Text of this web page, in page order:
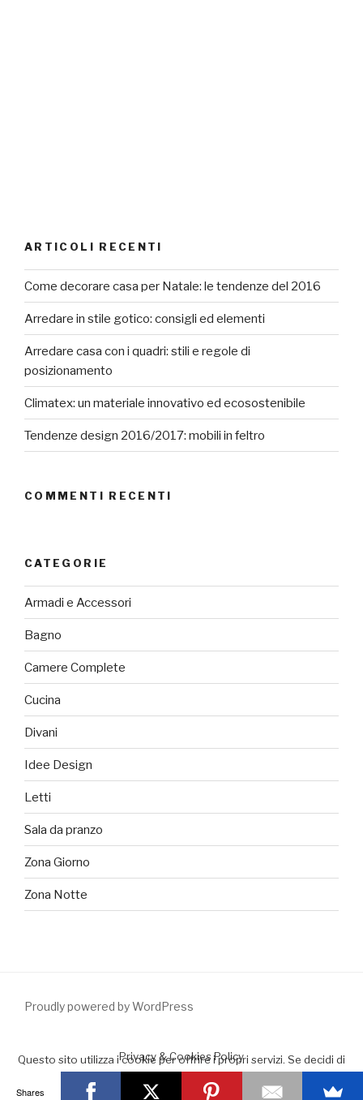
ARTICOLI RECENTI
Come decorare casa per Natale: le tendenze del 2016
Arredare in stile gotico: consigli ed elementi
Arredare casa con i quadri: stili e regole di
posizionamento
Climatex: un materiale innovativo ed ecosostenibile
Tendenze design 2016/2017: mobili in feltro
COMMENTI RECENTI
CATEGORIE
Armadi e Accessori
Bagno
Camere Complete
Cucina
Divani
Idee Design
Letti
Sala da pranzo
Zona Giorno
Zona Notte
Proudly powered by WordPress
Questo sito utilizza i cookie per offrire i propri servizi. Se decidi di
Accept
Leggimi
Privacy & Cookies Policy
Shares